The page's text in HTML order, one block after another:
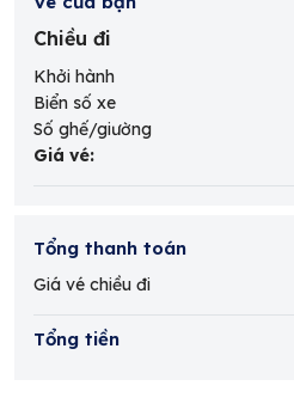
Chiều đi
Khởi hành
Biển số xe
Số ghế/giường
Giá vé:
Tổng thanh toán
Giá vé chiều đi
Tổng tiền